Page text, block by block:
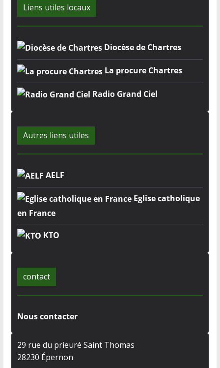
Liens utiles locaux
Diocèse de Chartres
La procure Chartres
Radio Grand Ciel
Autres liens utiles
AELF
Eglise catholique
en France
KTO
contact
Nous contacter
29 rue du prieuré Saint Thomas
28230 Épernon